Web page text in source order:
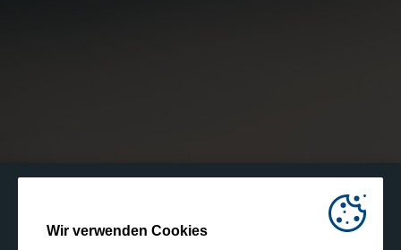
Wir verwenden Cookies